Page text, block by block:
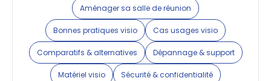
Aménager sa salle de réunion
Bonnes pratiques visio Cas usages visio
Comparatifs & alternatives Dépannage & support
Matériel visio Sécurité & confidentialité